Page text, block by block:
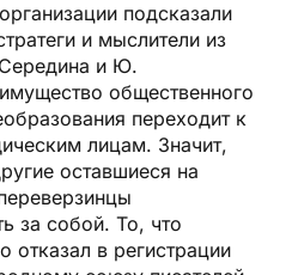
подсказали
и мыслители из
и Ю.
общественного
переходит к
лицам. Значит,
оставшиеся на
за собой. То, что
в регистрации